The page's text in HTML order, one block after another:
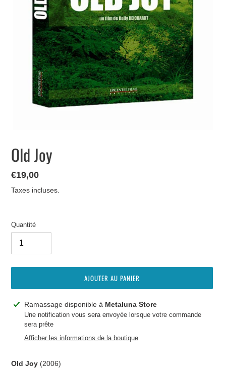
Old Joy
Prix
normal
€19,00
Taxes incluses.
Quantité
AJOUTER AU PANIER
Ajout
produit
Ramassage disponible à Metaluna Store
Une notification vous sera envoyée lorsque votre commande
sera prête
Afficher les informations de la boutique
Old Joy (2006)